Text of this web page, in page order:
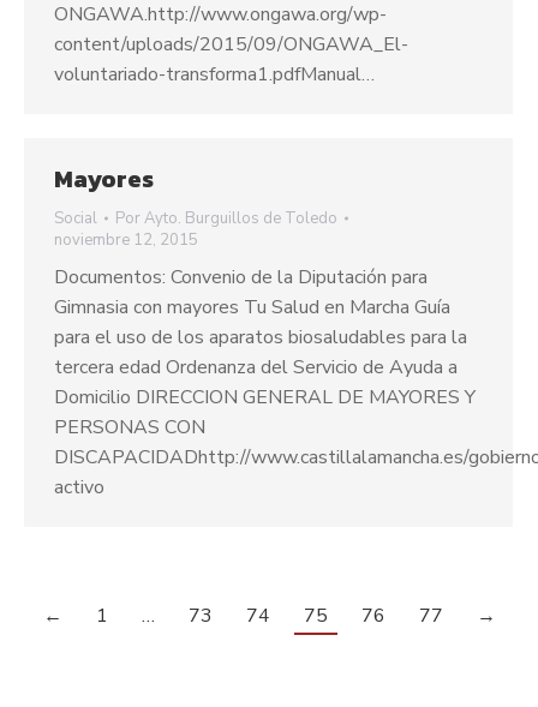
ONGAWA.http://www.ongawa.org/wp-
content/uploads/2015/09/ONGAWA_El-
voluntariado-transforma1.pdfManual…
Mayores
Social PorAyto. Burguillos de Toledo
noviembre 12, 2015
Documentos: Convenio de la Diputación para
Gimnasia con mayores Tu Salud en Marcha Guía
para el uso de los aparatos biosaludables para la
tercera edad Ordenanza del Servicio de Ayuda a
Domicilio DIRECCION GENERAL DE MAYORES Y
PERSONAS CON
DISCAPACIDADhttp://www.castillalamancha.es/
activo
← 1 … 73 74 75 76 77 →